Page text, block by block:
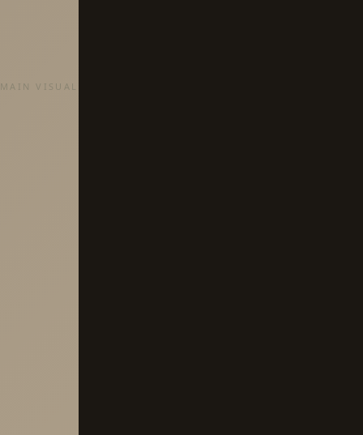
MAIN VISUAL